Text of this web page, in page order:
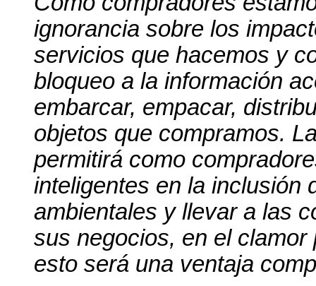
ignorancia sobre los
servicios que hacemos y
bloqueo a la información
embarcar, empacar,
objetos que compramos.
permitirá como
inteligentes en la inclusión
ambientales y llevar a las
sus negocios, en el
esto será una ventaja